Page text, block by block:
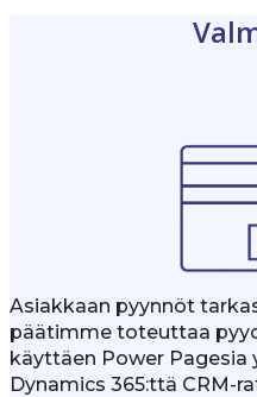
Asiakkaan pyynnöt
päätimme toteuttaa
käyttäen Power Pagesia
Dynamics 365:ttä CRM-